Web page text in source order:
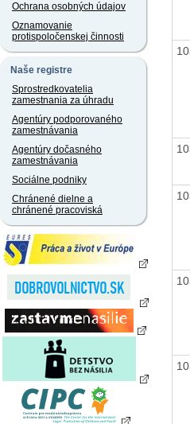
Ochrana osobných údajov
Oznamovanie
protispoločenskej činnosti
Naše registre
Sprostredkovatelia
zamestnania za úhradu
Agentúry podporovaného
zamestnávania
Agentúry dočasného
zamestnávania
Sociálne podniky
Chránené dielne a
chránené pracoviská